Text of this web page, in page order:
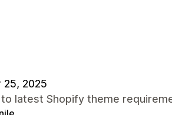
2025
to latest Shopify theme